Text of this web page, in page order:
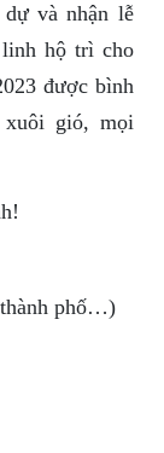
và nhận lễ
hộ trì cho
được bình
xuôi gió, mọi
phố…)